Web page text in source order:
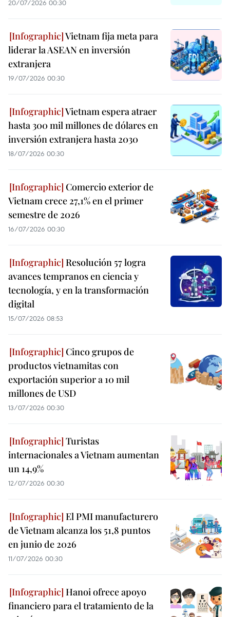
20/07/2026 00:30
Vietnam fija meta para
liderar la ASEAN en inversión
extranjera
19/07/2026 00:30
Vietnam espera atraer
hasta 300 mil millones de dólares en
inversión extranjera hasta 2030
18/07/2026 00:30
Comercio exterior de
Vietnam crece 27,1% en el primer
semestre de 2026
16/07/2026 00:30
Resolución 57 logra
avances tempranos en ciencia y
tecnología, y en la transformación
digital
15/07/2026 08:53
Cinco grupos de
productos vietnamitas con
exportación superior a 10 mil
millones de USD
13/07/2026 00:30
Turistas
internacionales a Vietnam aumentan
un 14,9%
12/07/2026 00:30
El PMI manufacturero
de Vietnam alcanza los 51,8 puntos
en junio de 2026
11/07/2026 00:30
Hanoi ofrece apoyo
financiero para el tratamiento de la